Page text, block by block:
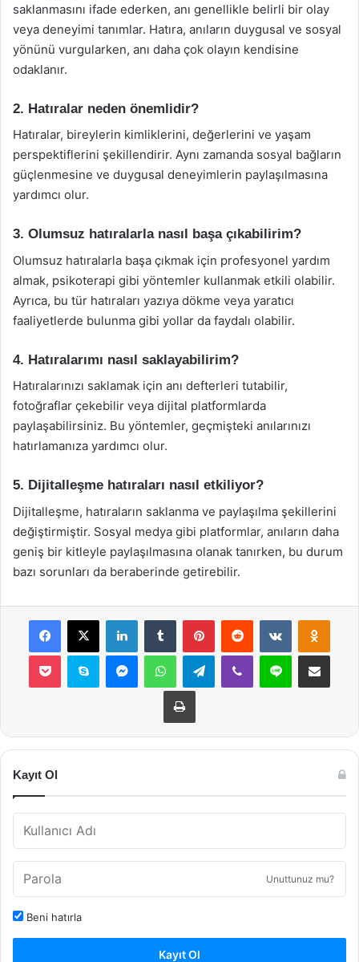
saklanmasını ifade ederken, anı genellikle belirli bir olay
veya deneyimi tanımlar. Hatıra, anıların duygusal ve sosyal
yönünü vurgularken, anı daha çok olayın kendisine
odaklanır.
2. Hatıralar neden önemlidir?
Hatıralar, bireylerin kimliklerini, değerlerini ve yaşam
perspektiflerini şekillendirir. Aynı zamanda sosyal bağların
güçlenmesine ve duygusal deneyimlerin paylaşılmasına
yardımcı olur.
3. Olumsuz hatıralarla nasıl başa çıkabilirim?
Olumsuz hatıralarla başa çıkmak için profesyonel yardım
almak, psikoterapi gibi yöntemler kullanmak etkili olabilir.
Ayrıca, bu tür hatıraları yazıya dökme veya yaratıcı
faaliyetlerde bulunma gibi yollar da faydalı olabilir.
4. Hatıralarımı nasıl saklayabilirim?
Hatıralarınızı saklamak için anı defterleri tutabilir,
fotoğraflar çekebilir veya dijital platformlarda
paylaşabilirsiniz. Bu yöntemler, geçmişteki anılarınızı
hatırlamanıza yardımcı olur.
5. Dijitalleşme hatıraları nasıl etkiliyor?
Dijitalleşme, hatıraların saklanma ve paylaşılma şekillerini
değiştirmiştir. Sosyal medya gibi platformlar, anıların daha
geniş bir kitleyle paylaşılmasına olanak tanırken, bu durum
bazı sorunları da beraberinde getirebilir.
Facebook
X LinkedInTumblr PinterestReddit VKontakte
Pocket Skype MessengerWhatsAppTelegramViber Line E-Posta ile
Yazdır
Kayıt Ol
Unuttunuz mu?
Beni hatırla
Kayıt Ol